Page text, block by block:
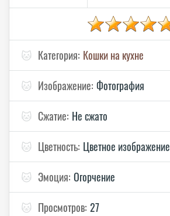
🐱 Категория: Кошки на кухне
🐱 Изображение: Фотография
🐱 Сжатие: Не сжато
🐱 Цветность: Цветное изображение
🐱 Эмоция: Огорчение
🐱 Просмотров: 27